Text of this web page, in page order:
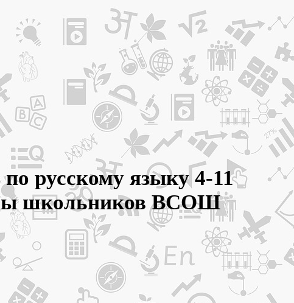
русскому языку 4-11
школьников ВСОШ